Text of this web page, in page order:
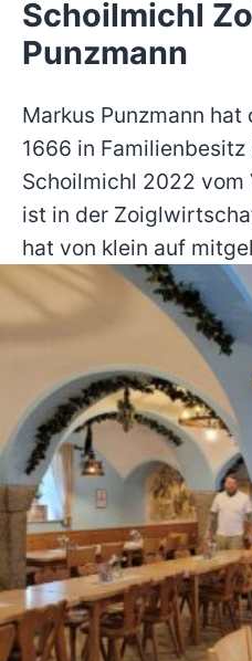
Schoilmichl
Punzmann
Markus Punzmann
1666 in
Schoilmichl 2022 vom
ist in der
hat von klein auf